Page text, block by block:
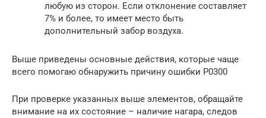
любую из сторон. Если отклонение составляет
7% и более, то имеет место быть
дополнительный забор воздуха.
Выше приведены основные действия, которые чаще
всего помогаю обнаружить причину ошибки P0300
При проверке указанных выше элементов, обращайте
внимание на их состояние – наличие нагара, следов